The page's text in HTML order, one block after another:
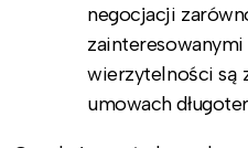
negocjacji
wierzytelności są
umowach